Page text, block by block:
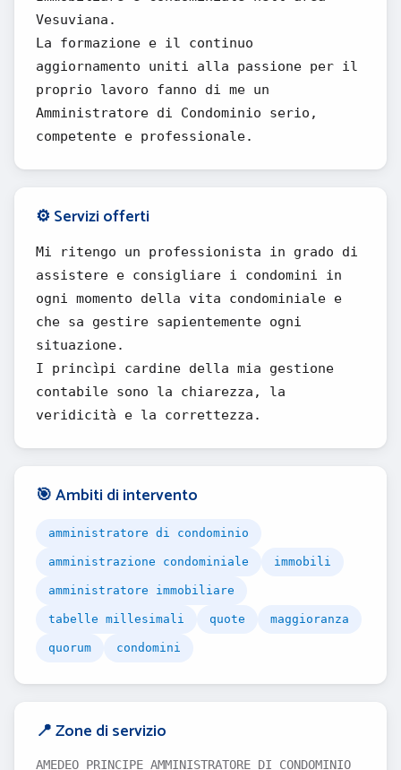
Vesuviana.
La formazione e il continuo
aggiornamento uniti alla passione per il
proprio lavoro fanno di me un
Amministratore di Condominio serio,
competente e professionale.
⚙️ Servizi offerti
Mi ritengo un professionista in grado di
assistere e consigliare i condomini in
ogni momento della vita condominiale e
che sa gestire sapientemente ogni
situazione.
I princìpi cardine della mia gestione
contabile sono la chiarezza, la
veridicità e la correttezza.
🎯 Ambiti di intervento
amministratore di condominio
amministrazione condominiale immobili
amministratore immobiliare
tabelle millesimali quote maggioranza
quorum condomini
📍 Zone di servizio
AMEDEO PRINCIPE AMMINISTRATORE DI CONDOMINIO